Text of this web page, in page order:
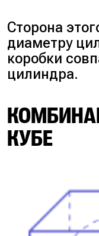
Сторона
диаметру
коробки
цилиндра.
КУБЕ